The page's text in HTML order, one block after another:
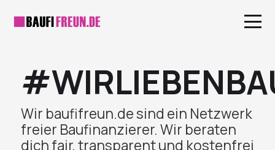
Wir baufifreun.de sind ein Netzwerk
freier Baufinanzierer. Wir beraten
dich fair, transparent und kostenfrei